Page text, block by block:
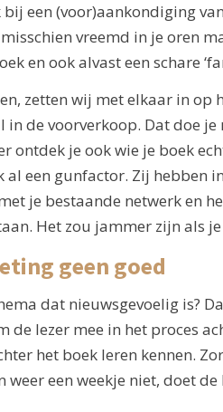
een (voor)aankondiging
vreemd in je oren
en ook alvast een schare
zetten wij met elkaar in op
in de voorverkoop. Dat doe
je ook wie je boek
een gunfactor. Zij hebben
je bestaande netwerk en
Het zou jammer zijn als
geen goed
dat nieuwsgevoelig is?
lezer mee in het proces
het boek leren kennen.
een weekje niet, doet